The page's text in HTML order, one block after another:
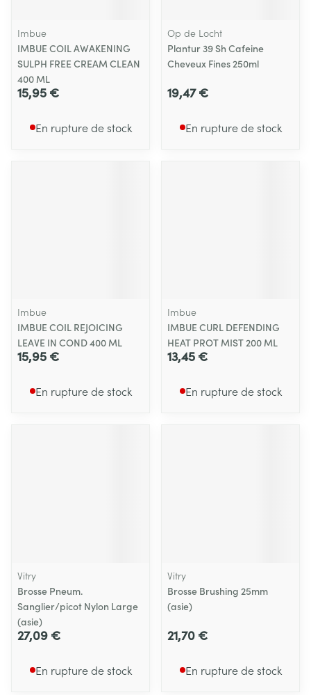
Imbue
IMBUE COIL AWAKENING
SULPH FREE CREAM CLEAN
400 ML
15,95 €
En rupture de stock
Op de Locht
Plantur 39 Sh Cafeine
Cheveux Fines 250ml
19,47 €
En rupture de stock
Imbue
IMBUE COIL REJOICING
LEAVE IN COND 400 ML
15,95 €
En rupture de stock
Imbue
IMBUE CURL DEFENDING
HEAT PROT MIST 200 ML
13,45 €
En rupture de stock
Vitry
Brosse Pneum.
Sanglier/picot Nylon Large
(asie)
27,09 €
En rupture de stock
Vitry
Brosse Brushing 25mm
(asie)
21,70 €
En rupture de stock